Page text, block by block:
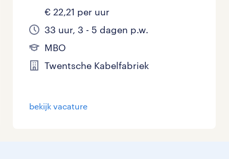
€ 22,21 per uur
33 uur, 3 - 5 dagen p.w.
MBO
Twentsche Kabelfabriek
bekijk vacature